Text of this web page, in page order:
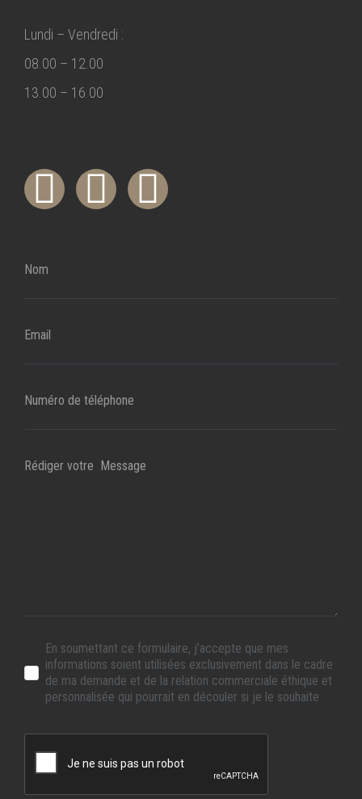
Lundi – Vendredi :
08.00 – 12.00
13.00 – 16.00
En soumettant ce formulaire, j’accepte que mes
informations soient utilisées exclusivement dans le cadre
de ma demande et de la relation commerciale éthique et
personnalisée qui pourrait en découler si je le souhaite